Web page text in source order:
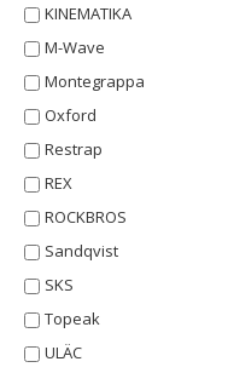
KINEMATIKA
M-Wave
Montegrappa
Oxford
Restrap
REX
ROCKBROS
Sandqvist
SKS
Topeak
ULÄC